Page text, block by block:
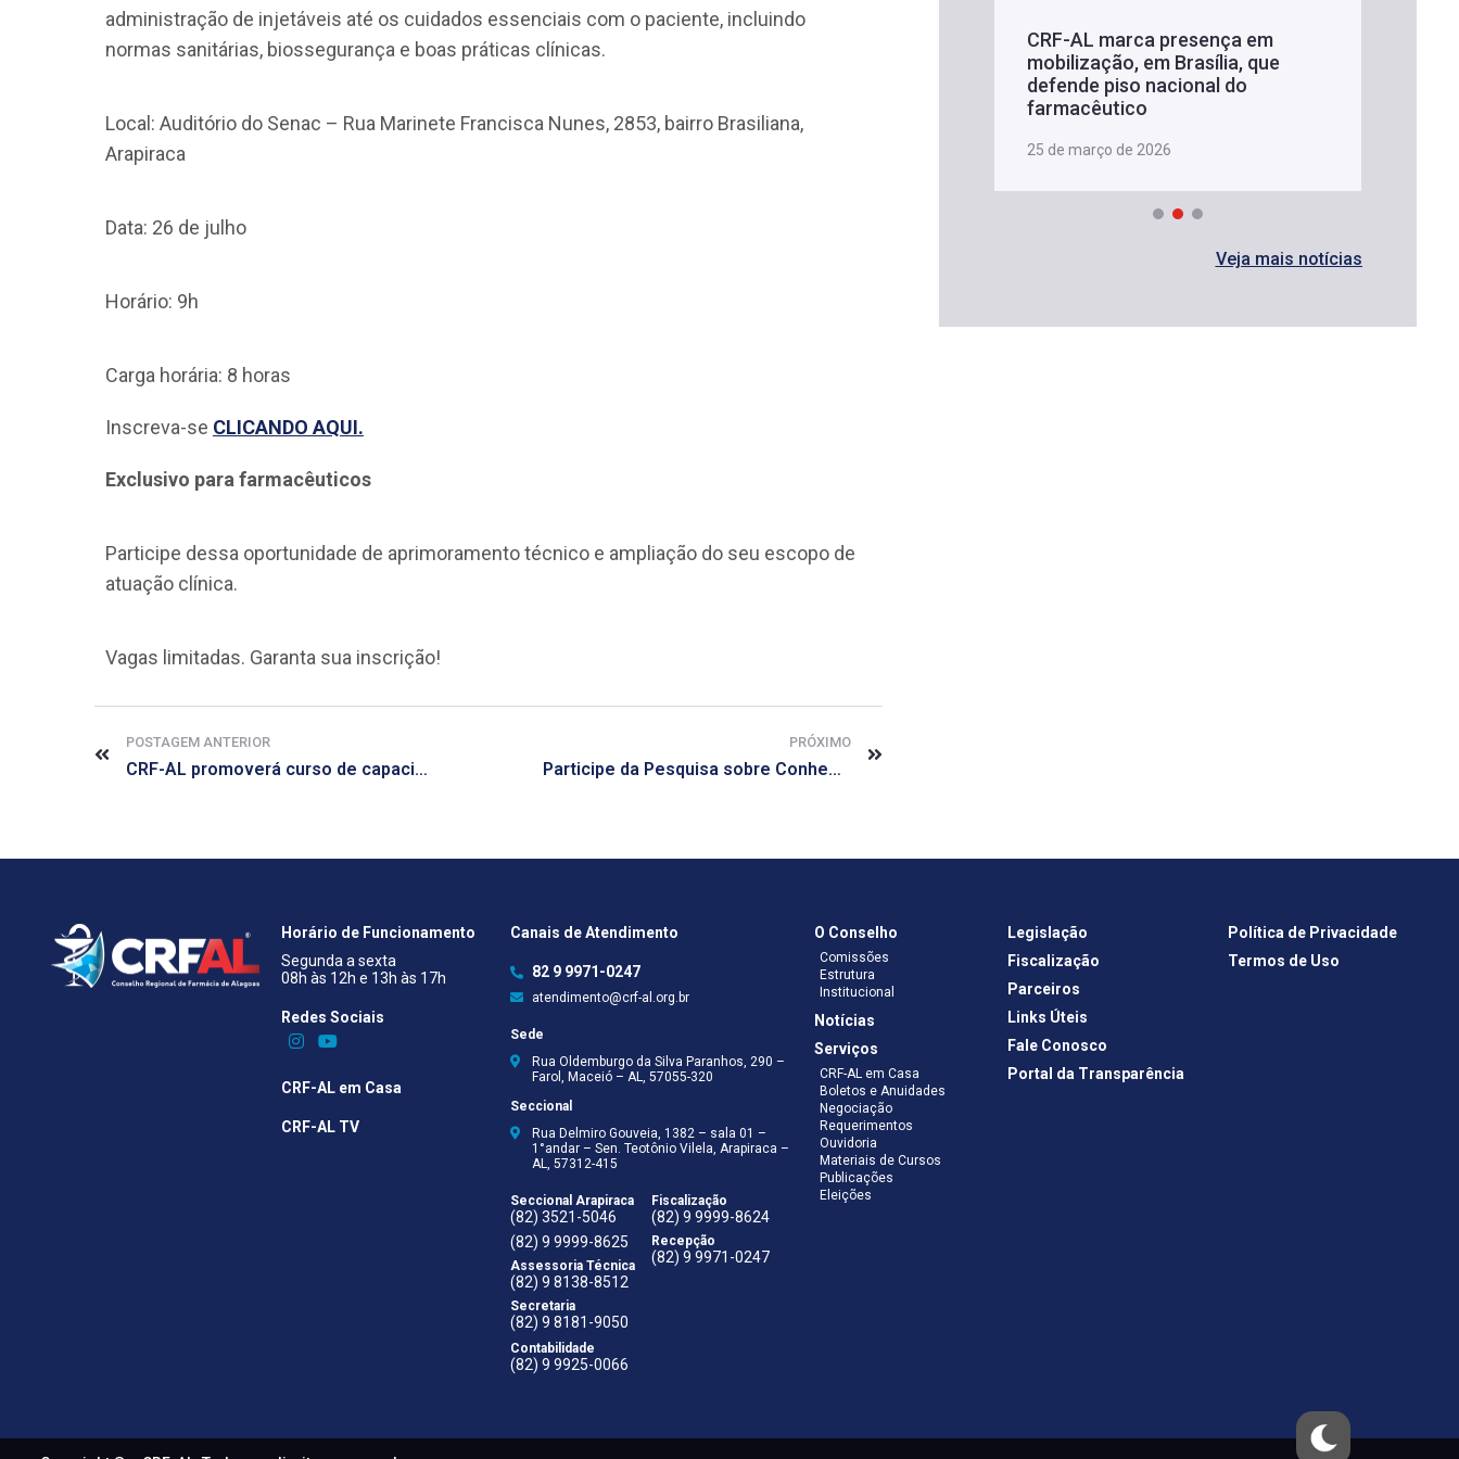
administração de injetáveis até os cuidados essenciais com o paciente, incluindo
normas sanitárias, biossegurança e boas práticas clínicas.
Local: Auditório do Senac – Rua Marinete Francisca Nunes, 2853, bairro Brasiliana,
Arapiraca
Data: 26 de julho
Horário: 9h
Carga horária: 8 horas
Inscreva-se CLICANDO AQUI.
Exclusivo para farmacêuticos
Participe dessa oportunidade de aprimoramento técnico e ampliação do seu escopo de
atuação clínica.
Vagas limitadas. Garanta sua inscrição!
POSTAGEM ANTERIOR
CRF-AL promoverá curso de capacitação em serviços clínicos na região Sul do estado.
PRÓXIMO
Participe da Pesquisa sobre Conhecimento de Farmacêuticos acerca da Cannabis Medicinal no Brasil
CRF-AL marca presença em
mobilização, em Brasília, que
defende piso nacional do
farmacêutico
25 de março de 2026
Veja mais notícias
Horário de Funcionamento
Segunda a sexta
08h às 12h e 13h às 17h
Redes Sociais​
CRF-AL em Casa
CRF-AL TV
Canais de Atendimento
82 9 9971-0247
atendimento@crf-al.org.br
Sede
Rua Oldemburgo da Silva Paranhos, 290 –
Farol, Maceió – AL, 57055-320
Seccional
Rua Delmiro Gouveia, 1382 – sala 01 –
1°andar – Sen. Teotônio Vilela, Arapiraca –
AL, 57312-415
Seccional Arapiraca
(82) 3521-5046
(82) 9 9999-8625
Assessoria Técnica
(82) 9 8138-8512
Secretaria
(82) 9 8181-9050
Contabilidade
(82) 9 9925-0066
Fiscalização
(82) 9 9999-8624
Recepção
(82) 9 9971-0247
O Conselho
Comissões
Estrutura
Institucional
Notícias
Serviços
CRF-AL em Casa
Boletos e Anuidades
Negociação
Requerimentos
Ouvidoria
Materiais de Cursos
Publicações
Eleições
Legislação
Fiscalização
Parceiros
Links Úteis
Fale Conosco
Portal da Transparência
Política de Privacidade
Termos de Uso